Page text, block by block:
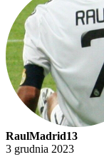
RaulMadrid13
3 grudnia 2023